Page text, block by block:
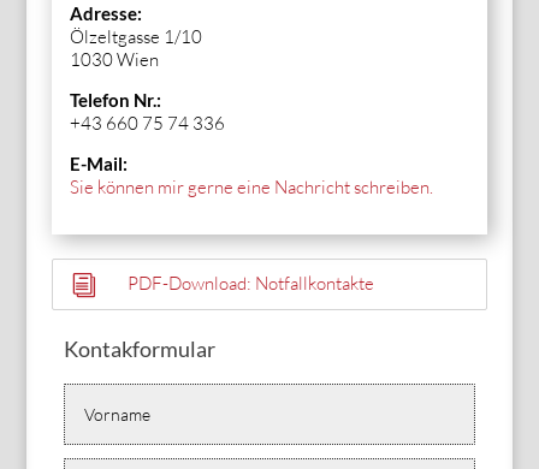
Adresse:
Ölzeltgasse 1/10
1030 Wien
Telefon Nr.:
+43 660 75 74 336
E-Mail:
Sie können mir gerne eine Nachricht schreiben.
i PDF-Download: Notfallkontakte
Kontakformular